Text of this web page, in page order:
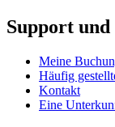
Support
Meine
Häufig
Kontakt
Eine